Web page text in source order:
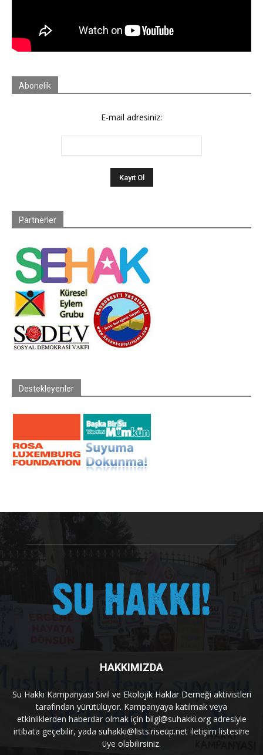
Abonelik
E-mail adresiniz:
Partnerler
Destekleyenler
HAKKIMIZDA
Su Hakkı Kampanyası Sivil ve Ekolojik Haklar Derneği aktivistleri
tarafından yürütülüyor. Kampanyaya katılmak veya
etkinliklerden haberdar olmak için bilgi@suhakki.orgadresiyle
irtibata geçebilir, yada suhakki@lists.riseup.net iletişim listesine
üye olabilirsiniz.